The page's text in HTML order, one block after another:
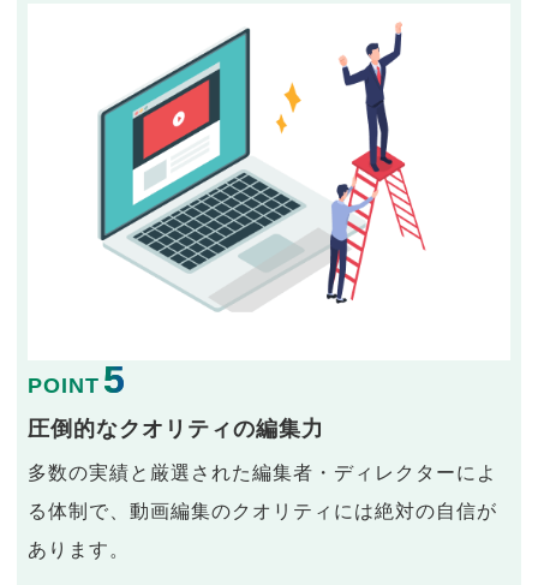
POINT 5
圧倒的なクオリティの編集力
多数の実績と厳選された編集者・ディレクターによ
る体制で、動画編集のクオリティには絶対の自信が
あります。